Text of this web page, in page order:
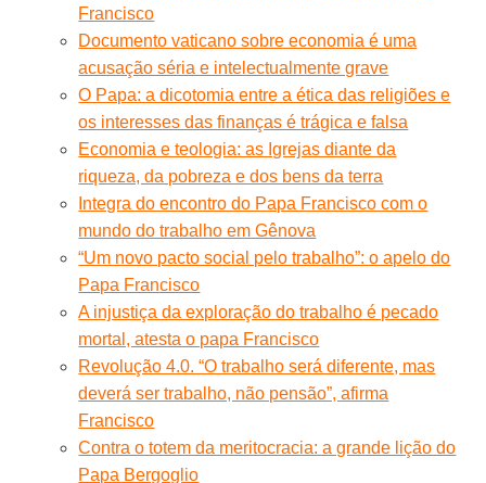
Francisco
Documento vaticano sobre economia é uma
acusação séria e intelectualmente grave
O Papa: a dicotomia entre a ética das religiões e
os interesses das finanças é trágica e falsa
Economia e teologia: as Igrejas diante da
riqueza, da pobreza e dos bens da terra
Integra do encontro do Papa Francisco com o
mundo do trabalho em Gênova
“Um novo pacto social pelo trabalho”: o apelo do
Papa Francisco
A injustiça da exploração do trabalho é pecado
mortal, atesta o papa Francisco
Revolução 4.0. “O trabalho será diferente, mas
deverá ser trabalho, não pensão”, afirma
Francisco
Contra o totem da meritocracia: a grande lição do
Papa Bergoglio